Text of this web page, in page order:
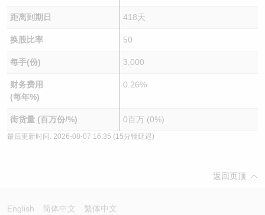
距离到期日 418天
换股比率 50
每手(份) 3,000
财务费用
(每年%)
0.26%
街货量 (百万份/%) 0百万 (0%)
最后更新时间: 2026-08-07 16:35 (15分锺延迟)
返回页顶
English 简体中文 繁体中文